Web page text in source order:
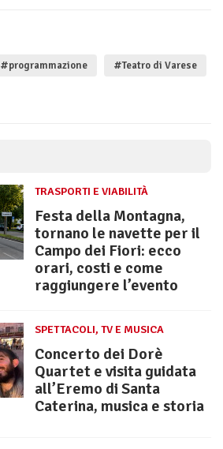
#programmazione #Teatro di Varese
TRASPORTI E VIABILITÀ
Festa della Montagna,
tornano le navette per il
Campo dei Fiori: ecco
orari, costi e come
raggiungere l’evento
SPETTACOLI, TV E MUSICA
Concerto dei Dorè
Quartet e visita guidata
all’Eremo di Santa
Caterina, musica e storia